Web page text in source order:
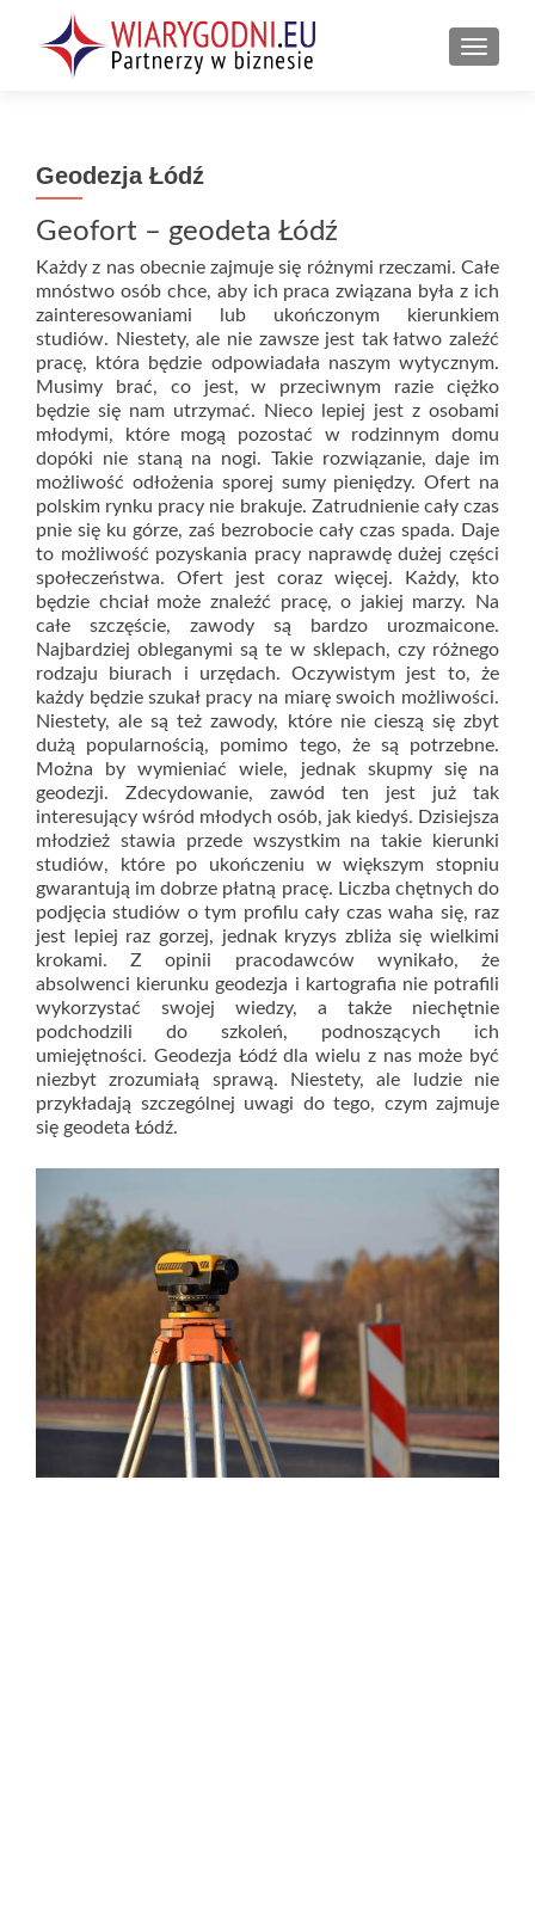
Geodezja Łódź
Geofort – geodeta Łódź
Każdy z nas obecnie zajmuje się różnymi rzeczami. Całe
mnóstwo osób chce, aby ich praca związana była z ich
zainteresowaniami lub ukończonym kierunkiem
studiów. Niestety, ale nie zawsze jest tak łatwo zaleźć
pracę, która będzie odpowiadała naszym wytycznym.
Musimy brać, co jest, w przeciwnym razie ciężko
będzie się nam utrzymać. Nieco lepiej jest z osobami
młodymi, które mogą pozostać w rodzinnym domu
dopóki nie staną na nogi. Takie rozwiązanie, daje im
możliwość odłożenia sporej sumy pieniędzy. Ofert na
polskim rynku pracy nie brakuje. Zatrudnienie cały czas
pnie się ku górze, zaś bezrobocie cały czas spada. Daje
to możliwość pozyskania pracy naprawdę dużej części
społeczeństwa. Ofert jest coraz więcej. Każdy, kto
będzie chciał może znaleźć pracę, o jakiej marzy. Na
całe szczęście, zawody są bardzo urozmaicone.
Najbardziej obleganymi są te w sklepach, czy różnego
rodzaju biurach i urzędach. Oczywistym jest to, że
każdy będzie szukał pracy na miarę swoich możliwości.
Niestety, ale są też zawody, które nie cieszą się zbyt
dużą popularnością, pomimo tego, że są potrzebne.
Można by wymieniać wiele, jednak skupmy się na
geodezji. Zdecydowanie, zawód ten jest już tak
interesujący wśród młodych osób, jak kiedyś. Dzisiejsza
młodzież stawia przede wszystkim na takie kierunki
studiów, które po ukończeniu w większym stopniu
gwarantują im dobrze płatną pracę. Liczba chętnych do
podjęcia studiów o tym profilu cały czas waha się, raz
jest lepiej raz gorzej, jednak kryzys zbliża się wielkimi
krokami. Z opinii pracodawców wynikało, że
absolwenci kierunku geodezja i kartografia nie potrafili
wykorzystać swojej wiedzy, a także niechętnie
podchodzili do szkoleń, podnoszących ich
umiejętności. Geodezja Łódź dla wielu z nas może być
niezbyt zrozumiałą sprawą. Niestety, ale ludzie nie
przykładają szczególnej uwagi do tego, czym zajmuje
się geodeta Łódź.